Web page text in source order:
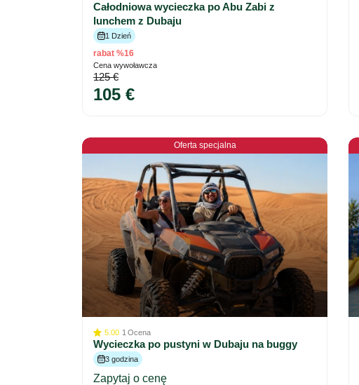
Całodniowa wycieczka po Abu Zabi z
lunchem z Dubaju
1 Dzień
rabat %16
Cena wywoławcza
125 €
105 €
Oferta specjalna
5.00 1 Ocena
Wycieczka po pustyni w Dubaju na buggy
3 godzina
Zapytaj o cenę